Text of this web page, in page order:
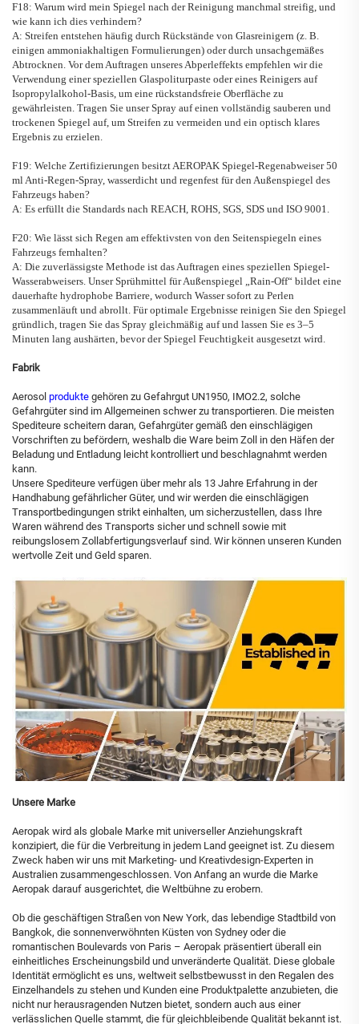
F18: Warum wird mein Spiegel nach der Reinigung manchmal streifig, und
wie kann ich dies verhindern?
A: Streifen entstehen häufig durch Rückstände von Glasreinigern (z. B.
einigen ammoniakhaltigen Formulierungen) oder durch unsachgemäßes
Abtrocknen. Vor dem Auftragen unseres Abperleffekts empfehlen wir die
Verwendung einer speziellen Glaspoliturpaste oder eines Reinigers auf
Isopropylalkohol-Basis, um eine rückstandsfreie Oberfläche zu
gewährleisten. Tragen Sie unser Spray auf einen vollständig sauberen und
trockenen Spiegel auf, um Streifen zu vermeiden und ein optisch klares
Ergebnis zu erzielen.
F19: Welche Zertifizierungen besitztAEROPAK Spiegel-Regenabweiser50
ml Anti-Regen-Spray, wasserdicht und regenfest für den Außenspiegel des
Fahrzeugs haben?
A: Es erfüllt die Standards nach REACH, ROHS, SGS, SDS und ISO 9001.
F20: Wie lässt sich Regen am effektivsten von den Seitenspiegeln eines
Fahrzeugs fernhalten?
A: Die zuverlässigste Methode ist das Auftragen eines speziellen Spiegel-
Wasserabweisers. Unser Sprühmittel für Außenspiegel „Rain-Off“ bildet eine
dauerhafte hydrophobe Barriere, wodurch Wasser sofort zu Perlen
zusammenläuft und abrollt. Für optimale Ergebnisse reinigen Sie den Spiegel
gründlich, tragen Sie das Spray gleichmäßig auf und lassen Sie es 3–5
Minuten lang aushärten, bevor der Spiegel Feuchtigkeit ausgesetzt wird.
Fabrik
Aerosol produkte gehören zu Gefahrgut UN1950, IMO2.2, solche
Gefahrgüter sind im Allgemeinen schwer zu transportieren. Die meisten
Spediteure scheitern daran, Gefahrgüter gemäß den einschlägigen
Vorschriften zu befördern, weshalb die Ware beim Zoll in den Häfen der
Beladung und Entladung leicht kontrolliert und beschlagnahmt werden
kann.
Unsere Spediteure verfügen über mehr als 13 Jahre Erfahrung in der
Handhabung gefährlicher Güter, und wir werden die einschlägigen
Transportbedingungen strikt einhalten, um sicherzustellen, dass Ihre
Waren während des Transports sicher und schnell sowie mit
reibungslosem Zollabfertigungsverlauf sind. Wir können unseren Kunden
wertvolle Zeit und Geld sparen.
Unsere Marke
Aeropak wird als globale Marke mit universeller Anziehungskraft
konzipiert, die für die Verbreitung in jedem Land geeignet ist. Zu diesem
Zweck haben wir uns mit Marketing- und Kreativdesign-Experten in
Australien zusammengeschlossen. Von Anfang an wurde die Marke
Aeropak darauf ausgerichtet, die Weltbühne zu erobern.
Ob die geschäftigen Straßen von New York, das lebendige Stadtbild von
Bangkok, die sonnenverwöhnten Küsten von Sydney oder die
romantischen Boulevards von Paris – Aeropak präsentiert überall ein
einheitliches Erscheinungsbild und unveränderte Qualität. Diese globale
Identität ermöglicht es uns, weltweit selbstbewusst in den Regalen des
Einzelhandels zu stehen und Kunden eine Produktpalette anzubieten, die
nicht nur herausragenden Nutzen bietet, sondern auch aus einer
verlässlichen Quelle stammt, die für gleichbleibende Qualität bekannt ist.